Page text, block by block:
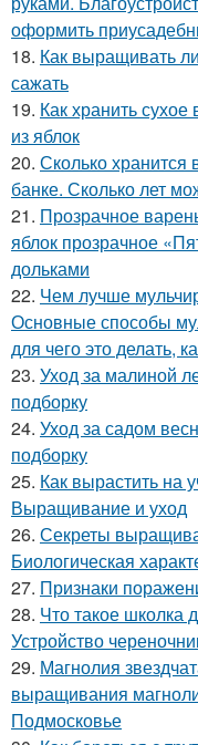
оформить
18. Как выращивать
сажать
19. Как хранить
из яблок
20. Сколько хранится
банке. Сколько лет
21. Прозрачное
яблок прозрачное
дольками
22. Чем лучше
Основные способы
для чего это делать,
23. Уход за малиной
подборку
24. Уход за садом
подборку
25. Как вырастить на
Выращивание и уход
26. Секреты
Биологическая
27. Признаки
28. Что такое школка
Устройство
29. Магнолия
выращивания
Подмосковье